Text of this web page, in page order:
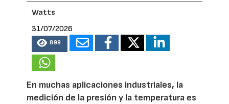
Watts
31/07/2026
899
En muchas aplicaciones industriales, la
medición de la presión y la temperatura es